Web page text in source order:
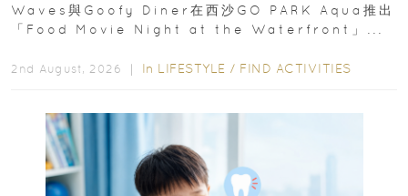
Waves與Goofy Diner在西沙GO PARK Aqua推出
「Food Movie Night at the Waterfront」...
2nd August, 2026 ｜ In LIFESTYLE / FIND ACTIVITIES